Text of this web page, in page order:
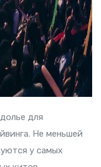
для
Не меньшей
у самых